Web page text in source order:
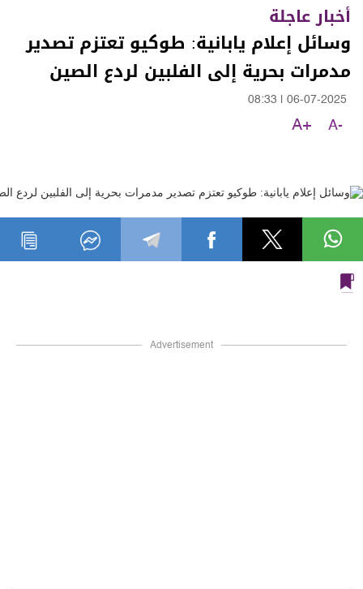
أخبار عاجلة
وسائل إعلام يابانية: طوكيو تعتزم تصدير
مدمرات بحرية إلى الفلبين لردع الصين
06-07-2025
08:33
A-
A+
Advertisement